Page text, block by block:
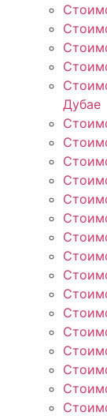
Дубае